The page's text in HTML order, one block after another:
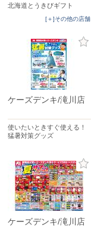
北海道とうきびギフト
[＋]その他の店舗
ケーズデンキ/滝川店
使いたいときすぐ使える！
猛暑対策グッズ
ケーズデンキ/滝川店